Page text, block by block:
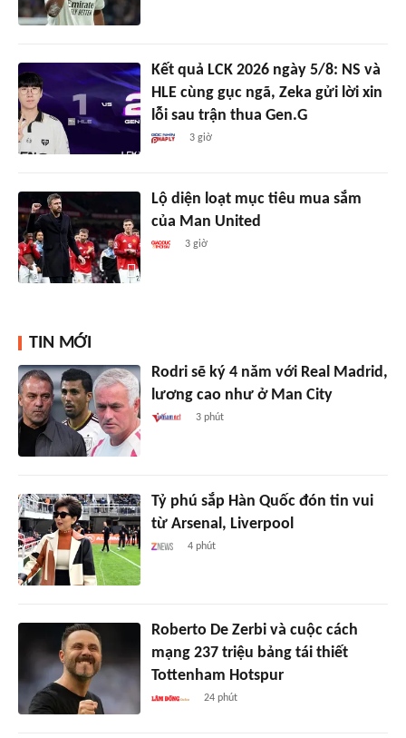
Kết quả LCK 2026 ngày 5/8: NS và
HLE cùng gục ngã, Zeka gửi lời xin
lỗi sau trận thua Gen.G
3 giờ
Lộ diện loạt mục tiêu mua sắm
của Man United
3 giờ
TIN MỚI
Rodri sẽ ký 4 năm với Real Madrid,
lương cao như ở Man City
3 phút
Tỷ phú sắp Hàn Quốc đón tin vui
từ Arsenal, Liverpool
4 phút
Roberto De Zerbi và cuộc cách
mạng 237 triệu bảng tái thiết
Tottenham Hotspur
24 phút